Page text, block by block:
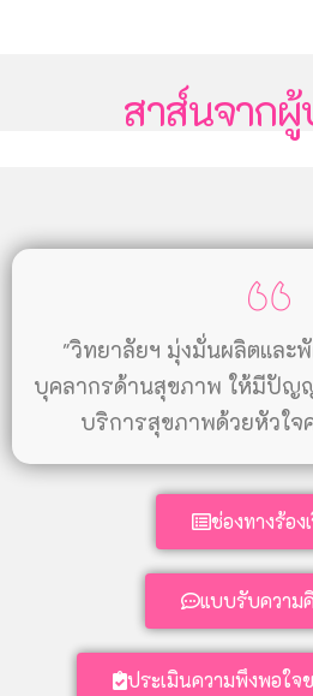
สาส์นจาก
"วิทยาลัยฯ มุ่งมั่นผลิตและ
บุคลากรด้านสุขภาพ ให้มีปัญ
บริการสุขภาพด้วยหัวใจ
ช่องทางร้อง
แบบรับความ
ประเมินความพึงพอใจ